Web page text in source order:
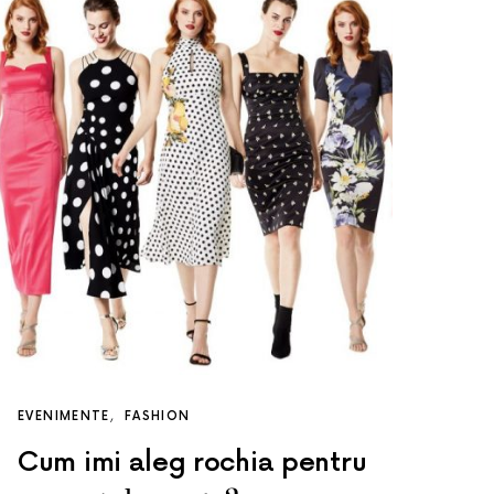
EVENIMENTE FASHION
Cum imi aleg rochia pentru